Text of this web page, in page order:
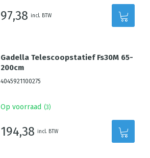
97,38 incl. BTW
Gadella Telescoopstatief Fs30M 65-
200cm
4045921100275
Op voorraad (3)
194,38 incl. BTW